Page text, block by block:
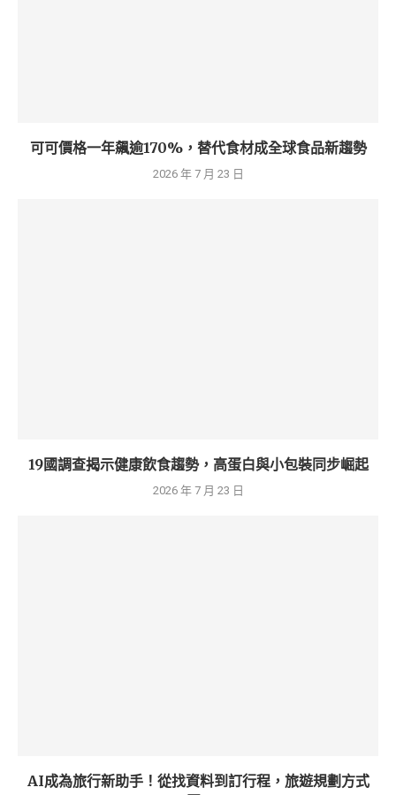
可可價格一年飆逾170%，替代食材成全球食品新趨勢
2026 年 7 月 23 日
19國調查揭示健康飲食趨勢，高蛋白與小包裝同步崛起
2026 年 7 月 23 日
AI成為旅行新助手！從找資料到訂行程，旅遊規劃方式